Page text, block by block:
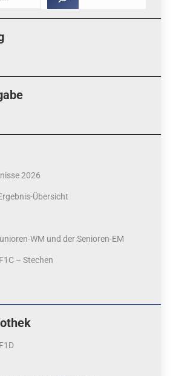
2026
Übersicht
WM und der Senioren-EM
– Stechen